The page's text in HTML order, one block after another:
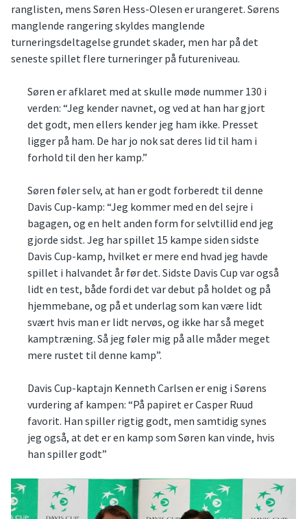
ranglisten, mens Søren Hess-Olesen er urangeret. Sørens
manglende rangering skyldes manglende
turneringsdeltagelse grundet skader, men har på det
seneste spillet flere turneringer på futureniveau.
Søren er afklaret med at skulle møde nummer 130 i
verden: “Jeg kender navnet, og ved at han har gjort
det godt, men ellers kender jeg ham ikke. Presset
ligger på ham. De har jo nok sat deres lid til ham i
forhold til den her kamp.”
Søren føler selv, at han er godt forberedt til denne
Davis Cup-kamp: “Jeg kommer med en del sejre i
bagagen, og en helt anden form for selvtillid end jeg
gjorde sidst. Jeg har spillet 15 kampe siden sidste
Davis Cup-kamp, hvilket er mere end hvad jeg havde
spillet i halvandet år før det. Sidste Davis Cup var også
lidt en test, både fordi det var debut på holdet og på
hjemmebane, og på et underlag som kan være lidt
svært hvis man er lidt nervøs, og ikke har så meget
kamptræning. Så jeg føler mig på alle måder meget
mere rustet til denne kamp”.
Davis Cup-kaptajn Kenneth Carlsen er enig i Sørens
vurdering af kampen: “På papiret er Casper Ruud
favorit. Han spiller rigtig godt, men samtidig synes
jeg også, at det er en kamp som Søren kan vinde, hvis
han spiller godt”